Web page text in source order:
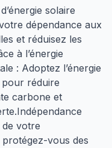
solaire
dépendance aux
et réduisez les
à l’énergie
: Adoptez l’énergie
réduire
carbone et
votre
vous des